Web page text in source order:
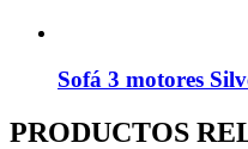
Sofá 3 motores
PRODUCTOS